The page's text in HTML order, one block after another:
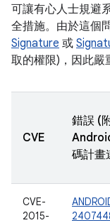
可讓有心人士規避
全措施。由於這個
Signature 或
取的權限)，因此嚴
CVE
錯誤 (
碼計畫
CVE-
2015-